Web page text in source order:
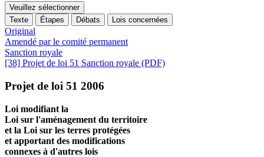
Veuillez sélectionner
Texte
Étapes Débats Lois concernées
Original
Amendé par le comité permanent
Sanction royale
[38] Projet de loi 51 Sanction royale (PDF)
Projet de loi 51 2006
Loi modifiant la
Loi sur l'aménagement du territoire
et la Loi sur les terres protégées
et apportant des modifications
connexes à d'autres lois